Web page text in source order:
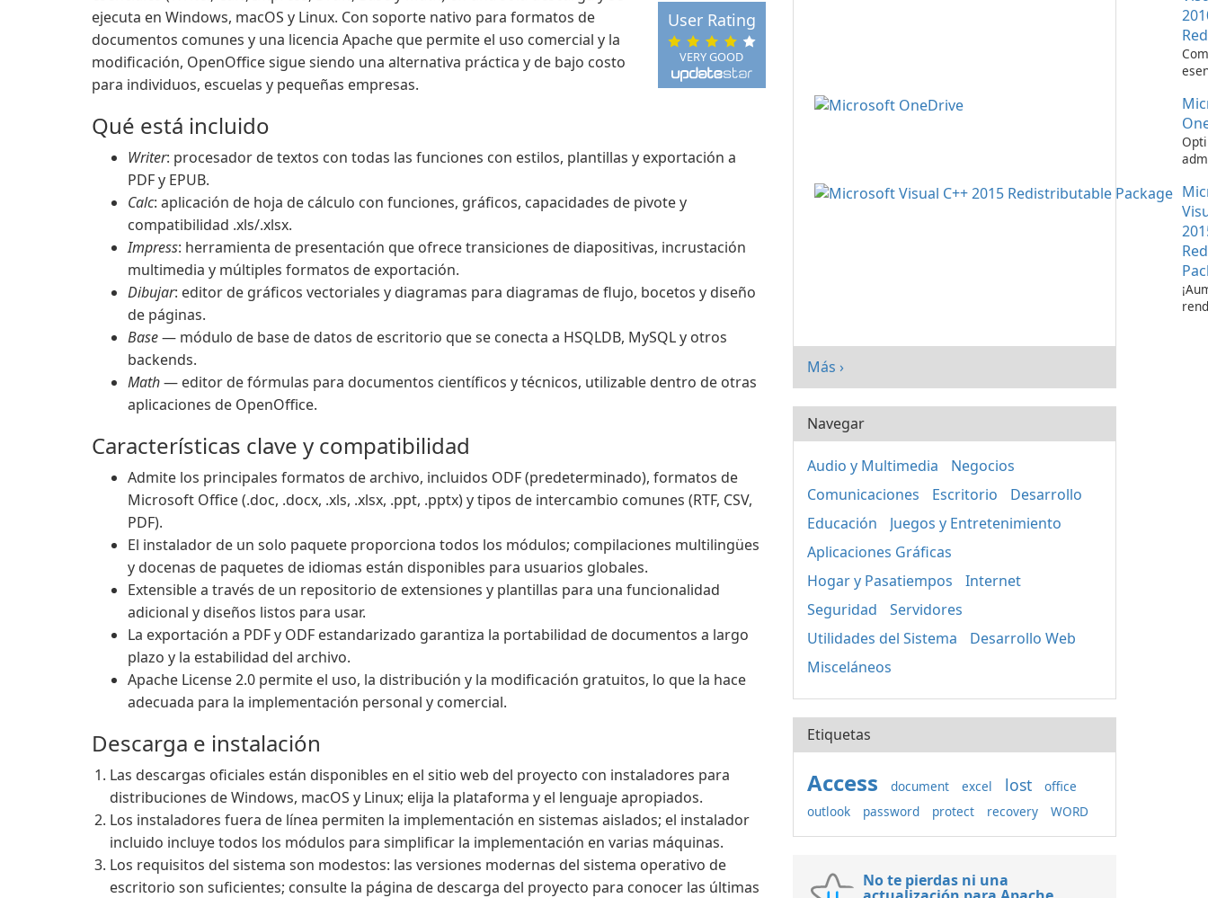
VERY GOOD
User Rating
ejecuta en Windows, macOS y Linux. Con soporte nativo para formatos de
documentos comunes y una licencia Apache que permite el uso comercial y la
modificación, OpenOffice sigue siendo una alternativa práctica y de bajo costo
para individuos, escuelas y pequeñas empresas.
Qué está incluido
Writer: procesador de textos con todas las funciones con estilos, plantillas y exportación a
PDF y EPUB.
Calc: aplicación de hoja de cálculo con funciones, gráficos, capacidades de pivote y
compatibilidad .xls/.xlsx.
Impress: herramienta de presentación que ofrece transiciones de diapositivas, incrustación
multimedia y múltiples formatos de exportación.
Dibujar: editor de gráficos vectoriales y diagramas para diagramas de flujo, bocetos y diseño
de páginas.
Base— módulo de base de datos de escritorio que se conecta a HSQLDB, MySQL y otros
backends.
Math— editor de fórmulas para documentos científicos y técnicos, utilizable dentro de otras
aplicaciones de OpenOffice.
Características clave y compatibilidad
Admite los principales formatos de archivo, incluidos ODF (predeterminado), formatos de
Microsoft Office (.doc, .docx, .xls, .xlsx, .ppt, .pptx) y tipos de intercambio comunes (RTF, CSV,
PDF).
El instalador de un solo paquete proporciona todos los módulos; compilaciones multilingües
y docenas de paquetes de idiomas están disponibles para usuarios globales.
Extensible a través de un repositorio de extensiones y plantillas para una funcionalidad
adicional y diseños listos para usar.
La exportación a PDF y ODF estandarizado garantiza la portabilidad de documentos a largo
plazo y la estabilidad del archivo.
Apache License 2.0 permite el uso, la distribución y la modificación gratuitos, lo que la hace
adecuada para la implementación personal y comercial.
Descarga e instalación
Las descargas oficiales están disponibles en el sitio web del proyecto con instaladores para
distribuciones de Windows, macOS y Linux; elija la plataforma y el lenguaje apropiados.
Los instaladores fuera de línea permiten la implementación en sistemas aislados; el instalador
incluido incluye todos los módulos para simplificar la implementación en varias máquinas.
Los requisitos del sistema son modestos: las versiones modernas del sistema operativo de
escritorio son suficientes; consulte la página de descarga del proyecto para conocer las últimas
Más ›
Navegar
Audio y Multimedia
Negocios
Comunicaciones
Escritorio
Desarrollo
Educación
Juegos y Entretenimiento
Aplicaciones Gráficas
Hogar y Pasatiempos
Internet
Seguridad
Servidores
Utilidades del Sistema
Desarrollo Web
Misceláneos
Etiquetas
Access document excel lost
office
outlook
password protect recovery WORD
No te pierdas ni una